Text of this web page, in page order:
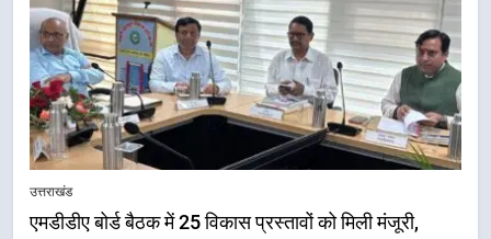
उत्तराखंड
एमडीडीए बोर्ड बैठक में 25 विकास प्रस्तावों को मिली मंजूरी,
उन्हें सरकार की विभिन्न कृषि एवं बागवानी
योजनाओं का अधिक से अधिक लाभ उठाने
का आह्वान किया
उत्तराखंड
7
खेल मंत्री रेखा आर्या ने देवभूमि से बुलंद
किया 2036 ओलंपिक मेजबानी का संकल्प